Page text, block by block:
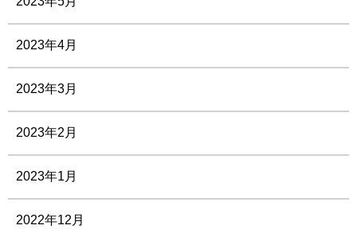
2023年4月
2023年3月
2023年2月
2023年1月
2022年12月